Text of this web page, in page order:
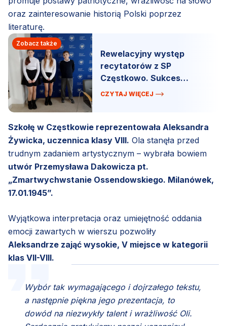
oraz zainteresowanie historią Polski poprzez
literaturę.
Zobacz także
Rewelacyjny występ
recytatorów z SP
Częstkowo. Sukces
ósmoklasistki w Gdańsku!
CZYTAJ WIĘCEJ
Szkołę w Częstkowie reprezentowała Aleksandra
Żywicka, uczennica klasy VIII. Ola stanęła przed
trudnym zadaniem artystycznym – wybrała bowiem
utwór Przemysława Dakowicza pt.
„Zmartwychwstanie Ossendowskiego. Milanówek,
17.01.1945”.
Wyjątkowa interpretacja oraz umiejętność oddania
emocji zawartych w wierszu pozwoliły
Aleksandrze zająć wysokie, V miejsce w kategorii
klas VII-VIII.
Wybór tak wymagającego i dojrzałego tekstu,
a następnie piękna jego prezentacja, to
dowód na niezwykły talent i wrażliwość Oli.